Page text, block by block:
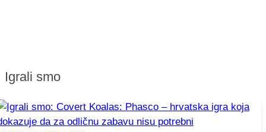
Igrali smo